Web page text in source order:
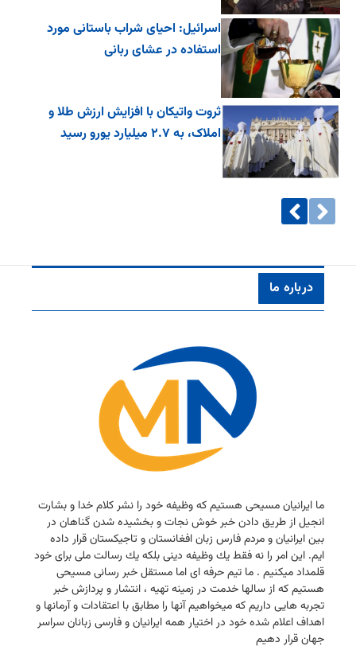
اسرائیل: احیای شراب باستانی مورد
استفاده در عشای ربانی
ثروت واتیکان با افزایش ارزش طلا و
املاک، به ۲.۷ میلیارد یورو رسید
درباره ما
ما ایرانیان مسیحی هستیم كه وظیفه خود را نشر كلام خدا و بشارت
انجیل از طریق دادن خبر خوش نجات و بخشیده شدن گناهان در
بین ایرانیان و مردم فارس زبان افغانستان و تاجیكستان قرار داده
ایم. این امر را نه فقط یك وظیفه دینی بلكه یك رسالت ملی برای خود
قلمداد میكنیم . ما تیم حرفه ای اما مستقل خبر رسانی مسیحی
هستیم كه از سالها خدمت در زمینه تهیه ، انتشار و پردازش خبر
تجربه هایی داریم كه میخواهیم آنها را مطابق با اعتقادات و آرمانها و
اهداف اعلام شده خود در اختیار همه ایرانیان و فارسی زبانان سراسر
جهان قرار دهیم